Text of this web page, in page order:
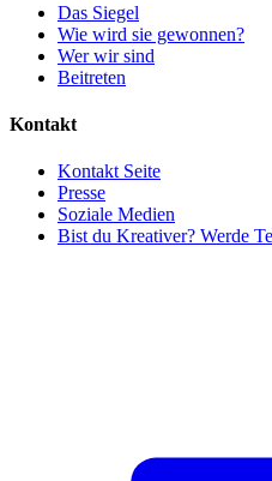
Das Siegel
Wie wird sie gewonnen?
Wer wir sind
Beitreten
Kontakt
Kontakt Seite
Presse
Soziale Medien
Bist du Kreativer? Werde